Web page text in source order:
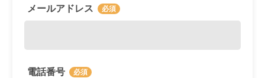
メールアドレス
電話番号